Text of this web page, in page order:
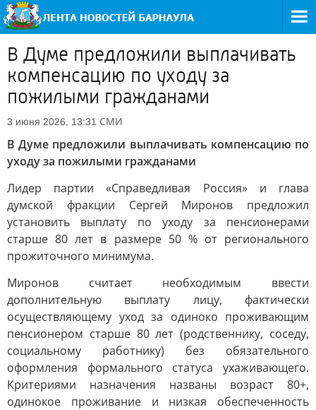
В Думе предложили выплачивать
компенсацию по уходу за
пожилыми гражданами
3 июня 2026, 13:31 СМИ
В Думе предложили выплачивать компенсацию по
уходу за пожилыми гражданами
Лидер партии «Справедливая Россия» и глава
думской фракции Сергей Миронов предложил
установить выплату по уходу за пенсионерами
старше 80 лет в размере 50 % от регионального
прожиточного минимума.
Миронов считает необходимым ввести
дополнительную выплату лицу, фактически
осуществляющему уход за одиноко проживающим
пенсионером старше 80 лет (родственнику, соседу,
социальному работнику) без обязательного
оформления формального статуса ухаживающего.
Критериями назначения названы возраст 80+,
одинокое проживание и низкая обеспеченность